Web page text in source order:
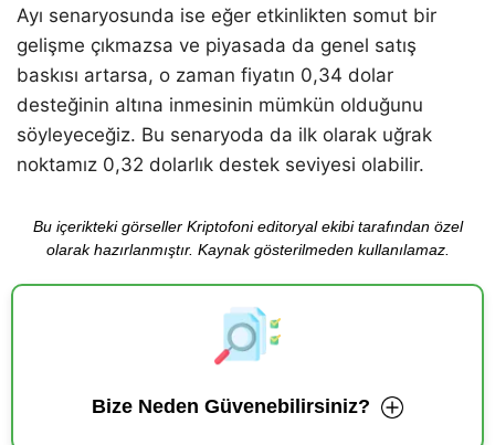
Ayı senaryosunda ise eğer etkinlikten somut bir
gelişme çıkmazsa ve piyasada da genel satış
baskısı artarsa, o zaman fiyatın 0,34 dolar
desteğinin altına inmesinin mümkün olduğunu
söyleyeceğiz. Bu senaryoda da ilk olarak uğrak
noktamız 0,32 dolarlık destek seviyesi olabilir.
Bu içerikteki görseller Kriptofoni editoryal ekibi tarafından özel
olarak hazırlanmıştır. Kaynak gösterilmeden kullanılamaz.
Bize Neden Güvenebilirsiniz?